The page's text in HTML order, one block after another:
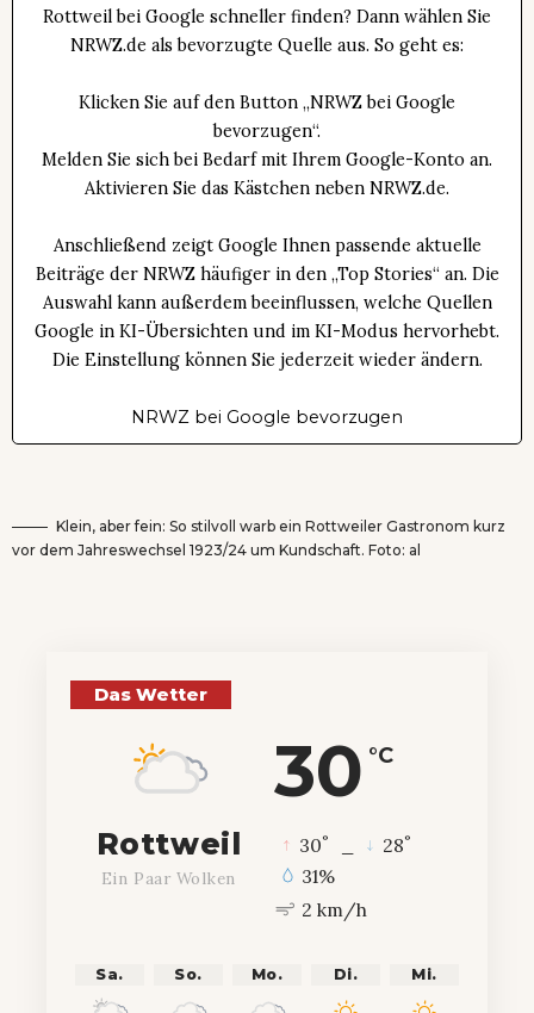
Rottweil bei Google schneller finden? Dann wählen Sie
NRWZ.de als bevorzugte Quelle aus. So geht es:
Klicken Sie auf den Button „NRWZ bei Google
bevorzugen“.
Melden Sie sich bei Bedarf mit Ihrem Google-Konto an.
Aktivieren Sie das Kästchen neben NRWZ.de.
Anschließend zeigt Google Ihnen passende aktuelle
Beiträge der NRWZ häufiger in den „Top Stories“ an. Die
Auswahl kann außerdem beeinflussen, welche Quellen
Google in KI-Übersichten und im KI-Modus hervorhebt.
Die Einstellung können Sie jederzeit wieder ändern.
NRWZ bei Google bevorzugen
Klein, aber fein: So stilvoll warb ein Rottweiler Gastronom kurz
vor dem Jahreswechsel 1923/24 um Kundschaft. Foto: al
Das Wetter
30 °C
Rottweil
Ein Paar Wolken
30° 28°
31%
2 km/h
Sa. So. Mo. Di. Mi.